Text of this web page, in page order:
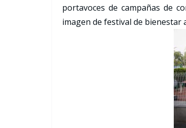
portavoces de campañas de
imagen de festival de bienestar